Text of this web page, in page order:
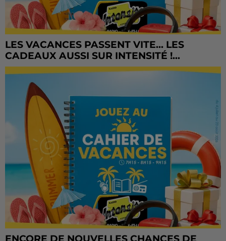
LES VACANCES PASSENT VITE... LES
CADEAUX AUSSI SUR INTENSITÉ !...